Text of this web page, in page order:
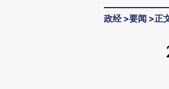
政经>要闻 >正